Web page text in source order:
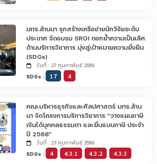
มทร.ล้านนา รุกสร้างเครือข่ายนักวิจัยระดับ
ประเทศ จัดอบรม SROI ตอกย้ำความเป็นเลิศ
ด้านบริการวิชาการ มุ่งสู่เป้าหมายความยั่งยืน
(SDGs)
วันที่ : 27 กุมภาพันธ์ 2569
SDGs :
17 4
คณะบริหารธุรกิจและศิลปศาสตร์ มทร.ล้าน
นา จัดโครงการบริการวิชาการ “วางแผนภาษี
เงินได้บุคคลธรรมดา และยื่นแบบภาษี ประจำ
ปี 2568”
วันที่ : 27 กุมภาพันธ์ 2569
SDGs :
4 4.3.1 4.3.2 4.3.3